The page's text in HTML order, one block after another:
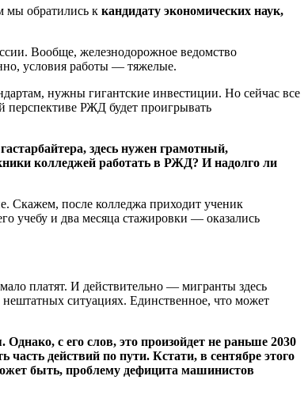
мы обратились к кандидату экономических наук,
Вообще, железнодорожное ведомство
условия работы — тяжелые.
нужны гигантские инвестиции. Но сейчас все
перспективе РЖД будет проигрывать
здесь нужен грамотный,
колледжей работать в РЖД? И надолго ли
Скажем, после колледжа приходит ученик
учебу и два месяца стажировки — оказались
платят. И действительно — мигранты здесь
ситуациях. Единственное, что может
. Однако, с его слов, это произойдет не раньше 2030
действий по пути. Кстати, в сентябре этого
быть, проблему дефицита машинистов